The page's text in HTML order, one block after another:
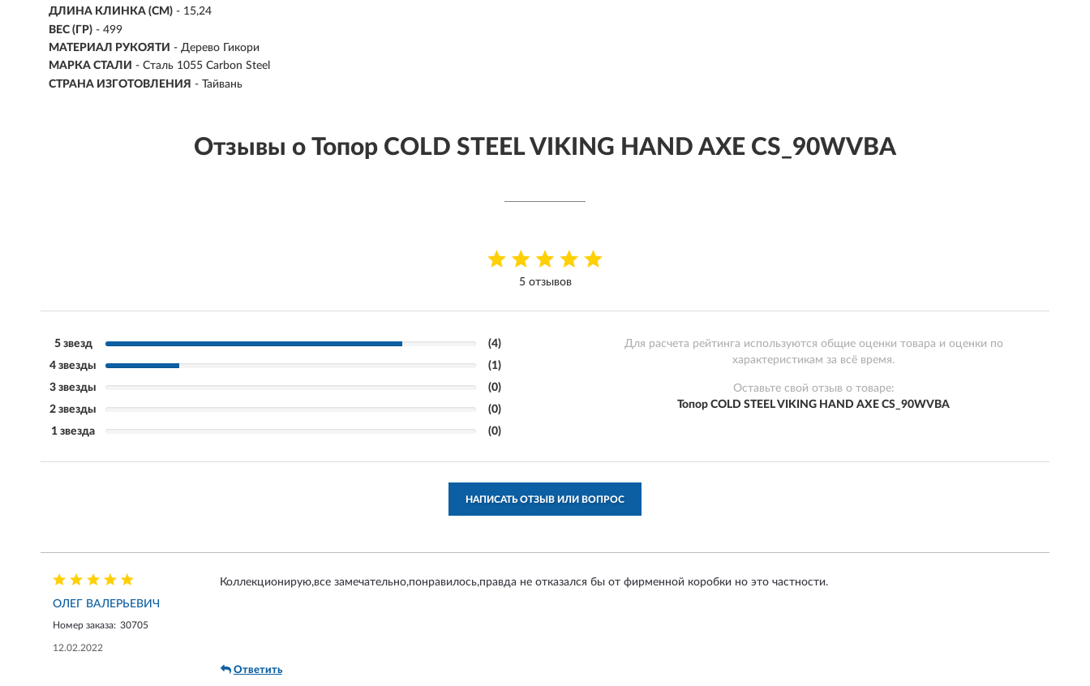
ДЛИНА КЛИНКА (СМ) - 15,24
ВЕС (ГР) - 499
МАТЕРИАЛ РУКОЯТИ - Дерево Гикори
МАРКА СТАЛИ - Сталь 1055 Carbon Steel
СТРАНА ИЗГОТОВЛЕНИЯ - Тайвань
Отзывы о Топор COLD STEEL VIKING HAND AXE CS_90WVBA
5 отзывов
5 звезд
(4)
4 звезды
(1)
3 звезды
(0)
2 звезды
(0)
1 звезда
(0)
Для расчета рейтинга используются общие оценки товара и оценки по
характеристикам за всё время.
Оставьте свой отзыв о товаре:
Топор COLD STEEL VIKING HAND AXE CS_90WVBA
НАПИСАТЬ ОТЗЫВ ИЛИ ВОПРОС
ОЛЕГ ВАЛЕРЬЕВИЧ
Номер заказа: 30705
12.02.2022
Коллекционирую,все замечательно,понравилось,правда не отказался бы от фирменной коробки но это частности.
Ответить